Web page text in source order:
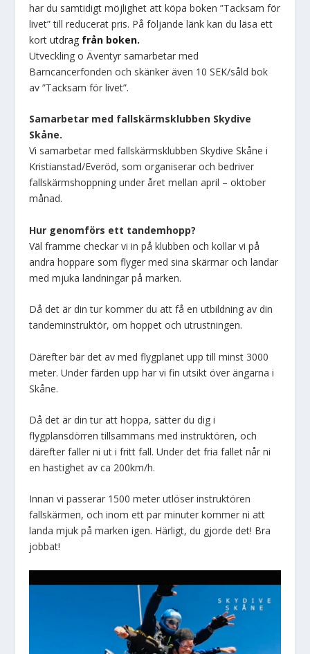
har du samtidigt möjlighet att köpa boken ”Tacksam för
livet” till reducerat pris. På följande länk kan du läsa ett
kortutdrag från boken.
Utveckling o Äventyr samarbetar med
Barncancerfonden och skänker även 10 SEK/såld bok
av ”Tacksam för livet”.
Samarbetar med fallskärmsklubben Skydive
Skåne.
Vi samarbetar med fallskärmsklubben Skydive Skåne i
Kristianstad/Everöd, som organiserar och bedriver
fallskärmshoppning under året mellan april – oktober
månad.
Hur genomförs ett tandemhopp?
Väl framme checkar vi in på klubben och kollar vi på
andra hoppare som flyger med sina skärmar och landar
med mjuka landningar på marken.
Då det är din tur kommer du att få en utbildning av din
tandeminstruktör, om hoppet och utrustningen.
Därefter bär det av med flygplanet upp till minst 3000
meter. Under färden upp har vi fin utsikt över ängarna i
Skåne.
Då det är din tur att hoppa, sätter du dig i
flygplansdörren tillsammans med instruktören, och
därefter faller ni ut i fritt fall. Under det fria fallet når ni
en hastighet av ca 200km/h.
Innan vi passerar 1500 meter utlöser instruktören
fallskärmen, och inom ett par minuter kommer ni att
landa mjuk på marken igen. Härligt, du gjorde det! Bra
jobbat!